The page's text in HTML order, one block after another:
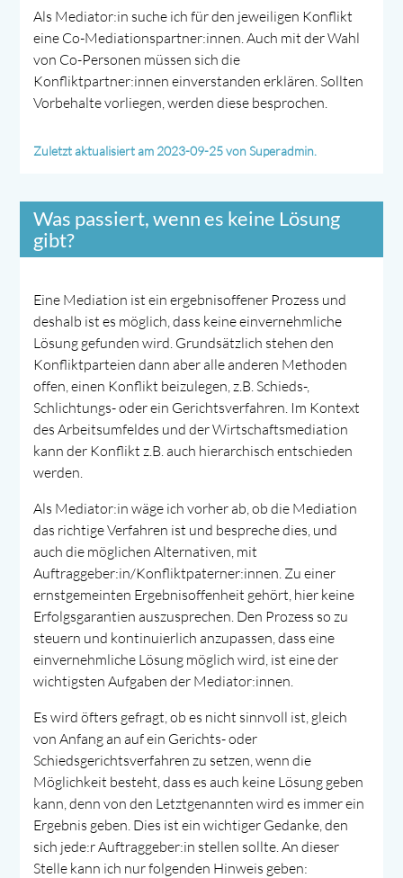
Als Mediator:in suche ich für den jeweiligen Konflikt
eine Co-Mediationspartner:innen. Auch mit der Wahl
von Co-Personen müssen sich die
Konfliktpartner:innen einverstanden erklären. Sollten
Vorbehalte vorliegen, werden diese besprochen.
Zuletzt aktualisiert am 2023-09-25 von Superadmin.
Was passiert, wenn es keine Lösung
gibt?
Eine Mediation ist ein ergebnisoffener Prozess und
deshalb ist es möglich, dass keine einvernehmliche
Lösung gefunden wird. Grundsätzlich stehen den
Konfliktparteien dann aber alle anderen Methoden
offen, einen Konflikt beizulegen, z.B. Schieds-,
Schlichtungs- oder ein Gerichtsverfahren. Im Kontext
des Arbeitsumfeldes und der Wirtschaftsmediation
kann der Konflikt z.B. auch hierarchisch entschieden
werden.
Als Mediator:in wäge ich vorher ab, ob die Mediation
das richtige Verfahren ist und bespreche dies, und
auch die möglichen Alternativen, mit
Auftraggeber:in/Konfliktpaterner:innen. Zu einer
ernstgemeinten Ergebnisoffenheit gehört, hier keine
Erfolgsgarantien auszusprechen. Den Prozess so zu
steuern und kontinuierlich anzupassen, dass eine
einvernehmliche Lösung möglich wird, ist eine der
wichtigsten Aufgaben der Mediator:innen.
Es wird öfters gefragt, ob es nicht sinnvoll ist, gleich
von Anfang an auf ein Gerichts- oder
Schiedsgerichtsverfahren zu setzen, wenn die
Möglichkeit besteht, dass es auch keine Lösung geben
kann, denn von den Letztgenannten wird es immer ein
Ergebnis geben. Dies ist ein wichtiger Gedanke, den
sich jede:r Auftraggeber:in stellen sollte. An dieser
Stelle kann ich nur folgenden Hinweis geben: